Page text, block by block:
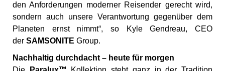
den Anforderungen moderner Reisender gerecht wird,
sondern auch unsere Verantwortung gegenüber dem
Planeten ernst nimmt“, so Kyle Gendreau, CEO
der SAMSONITE Group.
Nachhaltig durchdacht – heute für morgen